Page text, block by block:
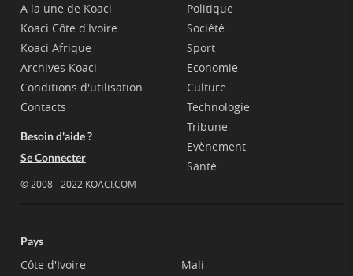
A la une de Koaci
Koaci Côte d'Ivoire
Koaci Afrique
Archives Koaci
Conditions d'utilisation
Contacts
Besoin d'aide ?
Se Connecter
© 2008 - 2022 KOACI.COM
Politique
Société
Sport
Economie
Culture
Technologie
Tribune
Evènement
Santé
Pays
Côte d'Ivoire
Mali